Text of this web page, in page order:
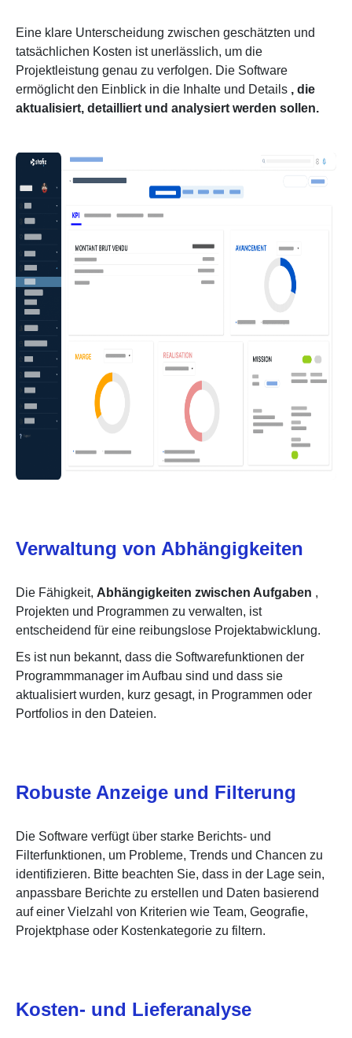
Eine klare Unterscheidung zwischen geschätzten und
tatsächlichen Kosten ist unerlässlich, um die
Projektleistung genau zu verfolgen. Die Software
ermöglicht den Einblick in die Inhalte und Details , die
aktualisiert, detailliert und analysiert werden sollen.
Verwaltung von Abhängigkeiten
Die Fähigkeit, Abhängigkeiten zwischen Aufgaben ,
Projekten und Programmen zu verwalten, ist
entscheidend für eine reibungslose Projektabwicklung.
Es ist nun bekannt, dass die Softwarefunktionen der
Programmmanager im Aufbau sind und dass sie
aktualisiert wurden, kurz gesagt, in Programmen oder
Portfolios in den Dateien.
Robuste Anzeige und Filterung
Die Software verfügt über starke Berichts- und
Filterfunktionen, um Probleme, Trends und Chancen zu
identifizieren. Bitte beachten Sie, dass in der Lage sein,
anpassbare Berichte zu erstellen und Daten basierend
auf einer Vielzahl von Kriterien wie Team, Geografie,
Projektphase oder Kostenkategorie zu filtern.
Kosten- und Lieferanalyse